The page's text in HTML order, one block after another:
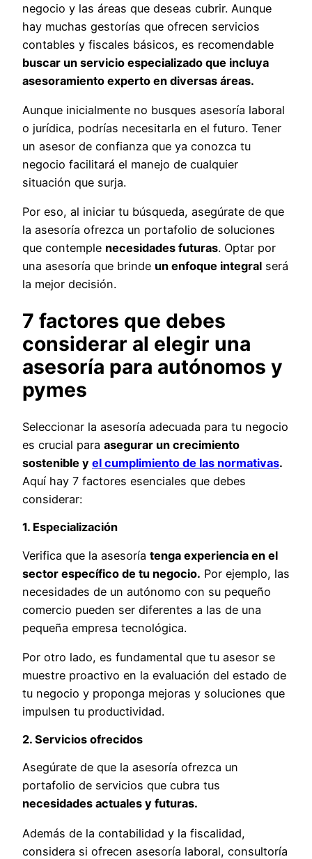
negocio y las áreas que deseas cubrir. Aunque
hay muchas gestorías que ofrecen servicios
contables y fiscales básicos, es recomendable
buscar un servicio especializado que incluya
asesoramiento experto en diversas áreas.
Aunque inicialmente no busques asesoría laboral
o jurídica, podrías necesitarla en el futuro. Tener
un asesor de confianza que ya conozca tu
negocio facilitará el manejo de cualquier
situación que surja.
Por eso, al iniciar tu búsqueda, asegúrate de que
la asesoría ofrezca un portafolio de soluciones
que contemple necesidades futuras. Optar por
una asesoría que brinde un enfoque integral será
la mejor decisión.
7 factores que debes
considerar al elegir una
asesoría para autónomos y
pymes
Seleccionar la asesoría adecuada para tu negocio
es crucial para asegurar un crecimiento
sostenible y el cumplimiento de las normativas.
Aquí hay 7 factores esenciales que debes
considerar:
1. Especialización
Verifica que la asesoría tenga experiencia en el
sector específico de tu negocio. Por ejemplo, las
necesidades de un autónomo con su pequeño
comercio pueden ser diferentes a las de una
pequeña empresa tecnológica.
Por otro lado, es fundamental que tu asesor se
muestre proactivo en la evaluación del estado de
tu negocio y proponga mejoras y soluciones que
impulsen tu productividad.
2. Servicios ofrecidos
Asegúrate de que la asesoría ofrezca un
portafolio de servicios que cubra tus
necesidades actuales y futuras.
Además de la contabilidad y la fiscalidad,
considera si ofrecen asesoría laboral, consultoría